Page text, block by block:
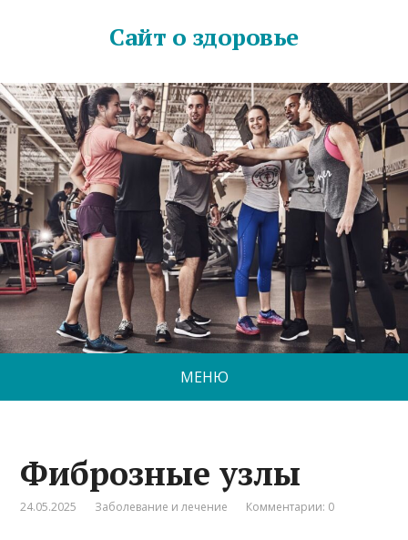
Сайт о здоровье
МЕНЮ
Фиброзные узлы
24.05.2025 Заболевание и лечение Комментарии: 0